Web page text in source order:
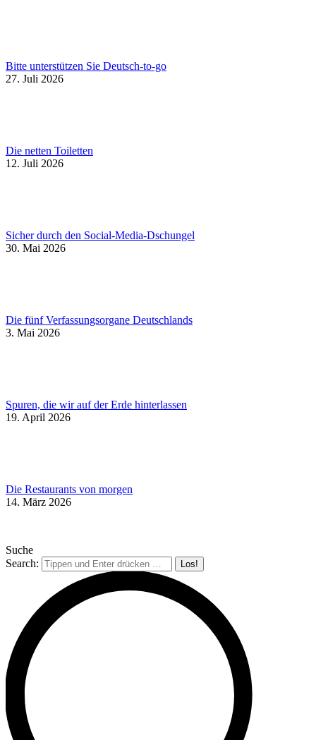
Bitte unterstützen Sie Deutsch-to-go
27. Juli 2026
Die netten Toiletten
12. Juli 2026
Sicher durch den Social-Media-Dschungel
30. Mai 2026
Die fünf Verfassungsorgane Deutschlands
3. Mai 2026
Spuren, die wir auf der Erde hinterlassen
19. April 2026
Die Restaurants von morgen
14. März 2026
Suche
Search: